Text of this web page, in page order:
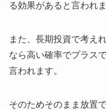
る効果があると言われま
また、長期投資で考え
なら高い確率でプラス
言われます。
そのためそのまま放置